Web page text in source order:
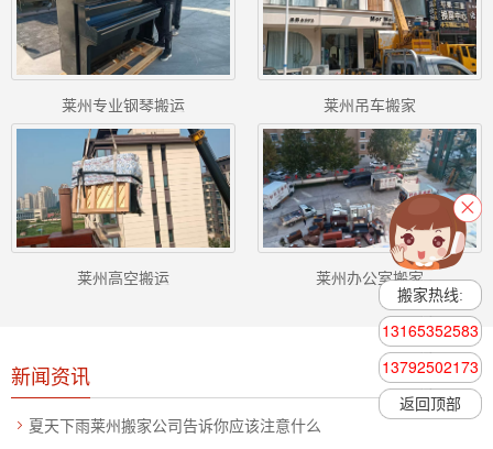
莱州专业钢琴搬运 莱州吊车搬家
莱州高空搬运 莱州办公室搬家
新闻资讯
夏天下雨莱州搬家公司告诉你应该注意什么
搬家热线:
13165352583
13792502173
返回顶部